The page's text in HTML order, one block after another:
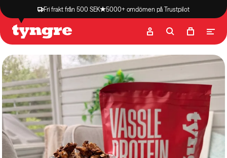
Fri frakt från 500 SEK 5000+ omdömen på Trustpilot
Butik Recept